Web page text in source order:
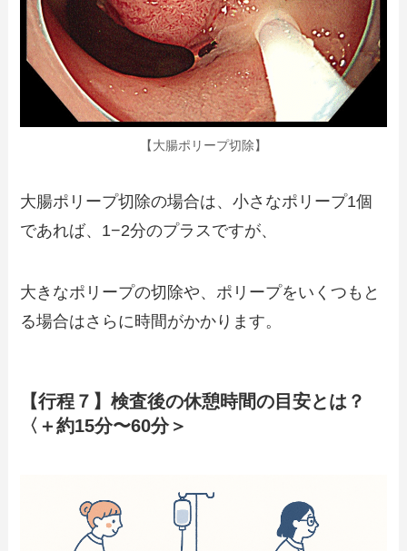
【大腸ポリープ切除】
大腸ポリープ切除の場合は、小さなポリープ1個
であれば、1−2分のプラスですが、
大きなポリープの切除や、ポリープをいくつもと
る場合はさらに時間がかかります。
【行程７】検査後の休憩時間の目安とは？
〈＋約15分〜60分＞